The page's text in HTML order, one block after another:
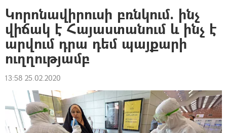
Կորոնավիրուսի բռնկում. ինչ
վիճակ է Հայաստանում և ինչ է
արվում դրա դեմ պայքարի
ուղղությամբ
13:58 25.02.2020